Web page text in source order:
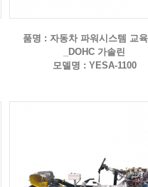
품명 : 자동차 파워시스템 교
_DOHC 가솔린
모델명 : YESA-1100